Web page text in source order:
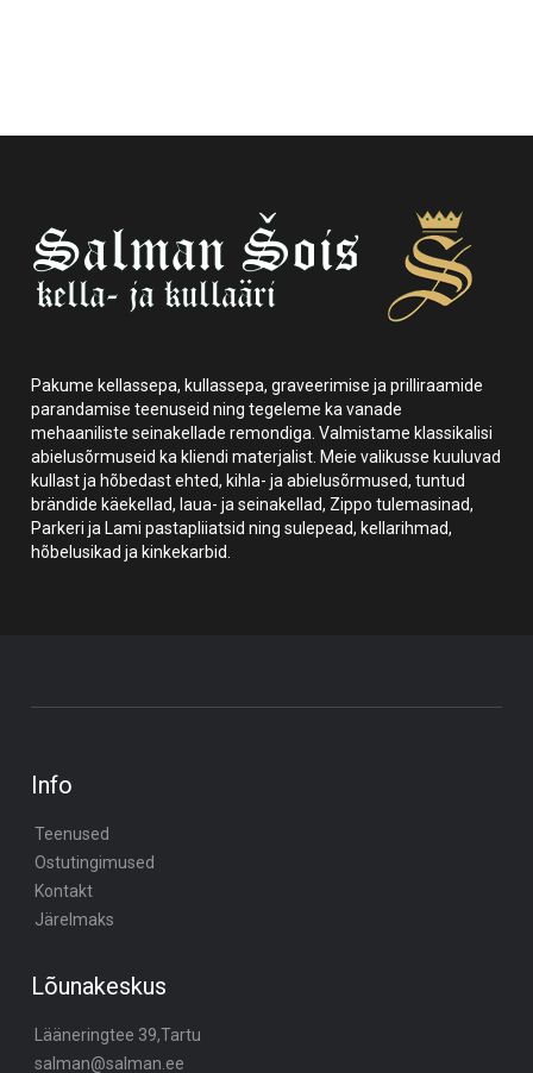
Pakume kellassepa, kullassepa, graveerimise ja prilliraamide
parandamise teenuseid ning tegeleme ka vanade
mehaaniliste seinakellade remondiga. Valmistame klassikalisi
abielusõrmuseid ka kliendi materjalist. Meie valikusse kuuluvad
kullast ja hõbedast ehted, kihla- ja abielusõrmused, tuntud
brändide käekellad, laua- ja seinakellad, Zippo tulemasinad,
Parkeri ja Lami pastapliiatsid ning sulepead, kellarihmad,
hõbelusikad ja kinkekarbid.
Info
Teenused
Ostutingimused
Kontakt
Järelmaks
Lõunakeskus
Lääneringtee 39,Tartu
salman@salman.ee